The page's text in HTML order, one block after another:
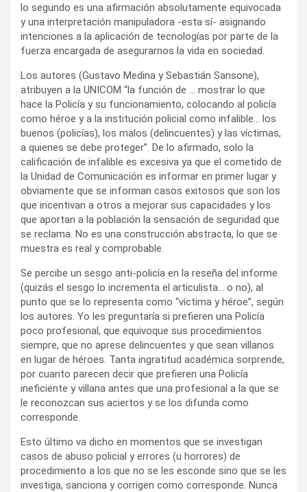
lo segundo es una afirmación absolutamente equivocada
y una interpretación manipuladora -esta sí- asignando
intenciones a la aplicación de tecnologías por parte de la
fuerza encargada de asegurarnos la vida en sociedad.
Los autores (Gustavo Medina y Sebastián Sansone),
atribuyen a la UNICOM “la función de … mostrar lo que
hace la Policía y su funcionamiento, colocando al policía
como héroe y a la institución policial como infalible… los
buenos (policías), los malos (delincuentes) y las víctimas,
a quienes se debe proteger”. De lo afirmado, solo la
calificación de infalible es excesiva ya que el cometido de
la Unidad de Comunicación es informar en primer lugar y
obviamente que se informan casos exitosos que son los
que incentivan a otros a mejorar sus capacidades y los
que aportan a la población la sensación de seguridad que
se reclama. No es una construcción abstracta, lo que se
muestra es real y comprobable.
Se percibe un sesgo anti-policía en la reseña del informe
(quizás el sesgo lo incrementa el articulista… o no), al
punto que se lo representa como “víctima y héroe”, según
los autores. Yo les preguntaría si prefieren una Policía
poco profesional, que equivoque sus procedimientos
siempre, que no aprese delincuentes y que sean villanos
en lugar de héroes. Tanta ingratitud académica sorprende,
por cuanto parecen decir que prefieren una Policía
ineficiente y villana antes que una profesional a la que se
le reconozcan sus aciertos y se los difunda como
corresponde.
Esto último va dicho en momentos que se investigan
casos de abuso policial y errores (u horrores) de
procedimiento a los que no se les esconde sino que se les
investiga, sanciona y corrigen como corresponde. Nunca